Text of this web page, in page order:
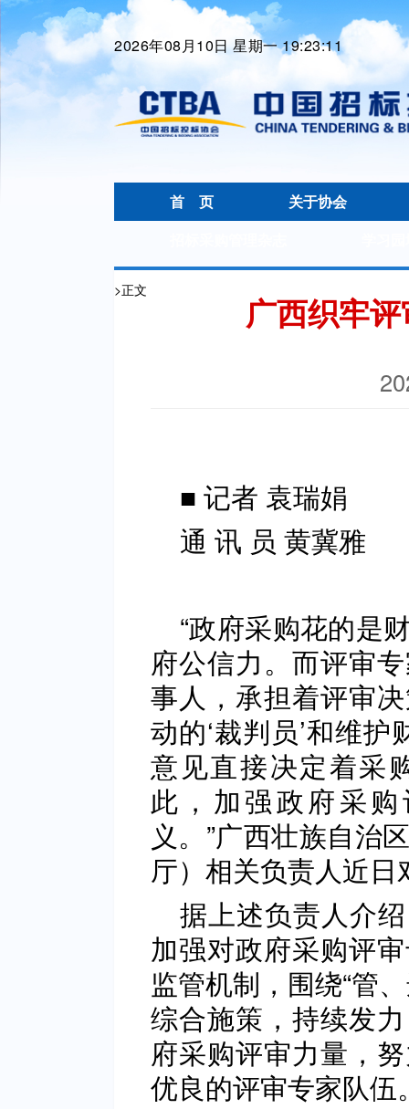
2026年08月10日 星期一 19:23:12
首 页
关于协会
>正文
广西织牢
■ 记者 袁瑞娟
通 讯 员 黄冀雅
“政府采购花的是
府公信力。而评审
事人，承担着评审
动的‘裁判员’和维护
意见直接决定着采
此，加强政府采
义。”广西壮族自治
厅）相关负责人近
据上述负责人介
加强对政府采购评
监管机制，围绕“管
综合施策，持续发
府采购评审力量，
优良的评审专家队伍